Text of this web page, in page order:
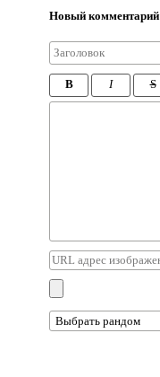
Новый комментарий
B I S